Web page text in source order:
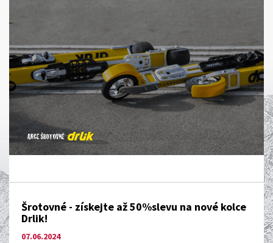
Šrotovné - získejte až 50%slevu na nové kolce
Drlik!
07.06.2024